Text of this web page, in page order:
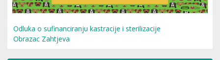
Odluka o sufinanciranju kastracije i sterilizacije
Obrazac Zahtjeva